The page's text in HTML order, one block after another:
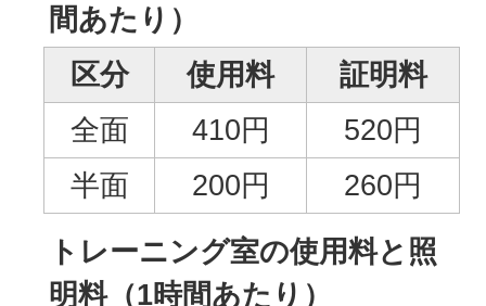
間あたり）
区分
使用料
証明料
全面
410円
520円
半面
200円
260円
トレーニング室の使用料と照
明料（1時間あたり）